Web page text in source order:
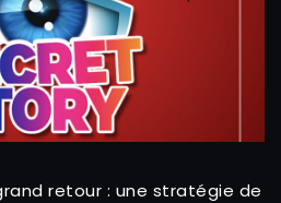
retour : une stratégie de